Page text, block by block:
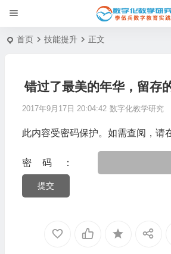
首页 技能提升 正文
错过了最美的年华，留存
2017年9月17日 20:04:42 数字化教学研究
此内容受密码保护。如需查阅，请
密码：